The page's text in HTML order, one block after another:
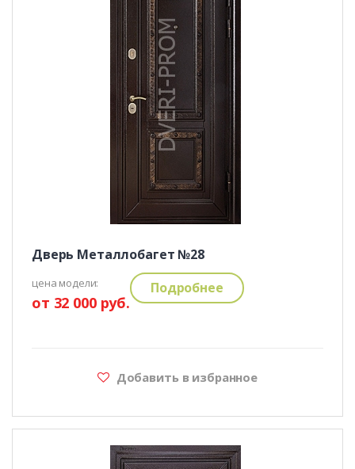
Дверь Металлобагет №28
цена модели:
от 32 000 руб.
Подробнее
Добавить в избранное